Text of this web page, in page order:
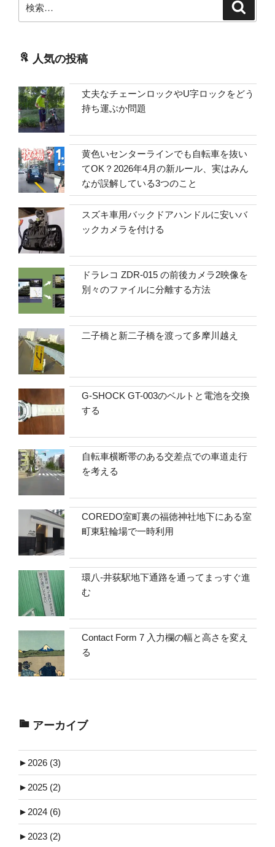
索:
人気の投稿
丈夫なチェーンロックやU字ロックをどう
持ち運ぶか問題
黄色いセンターラインでも自転車を抜い
てOK？2026年4月の新ルール、実はみん
なが誤解している3つのこと
スズキ車用バックドアハンドルに安いバ
ックカメラを付ける
ドラレコ ZDR-015 の前後カメラ2映像を
別々のファイルに分離する方法
二子橋と新二子橋を渡って多摩川越え
G-SHOCK GT-003のベルトと電池を交換
する
自転車横断帯のある交差点での車道走行
を考える
COREDO室町裏の福徳神社地下にある室
町東駐輪場で一時利用
環八-井荻駅地下通路を通ってまっすぐ進
む
Contact Form 7 入力欄の幅と高さを変え
る
アーカイブ
► 2026 (3)
► 2025 (2)
► 2024 (6)
► 2023 (2)